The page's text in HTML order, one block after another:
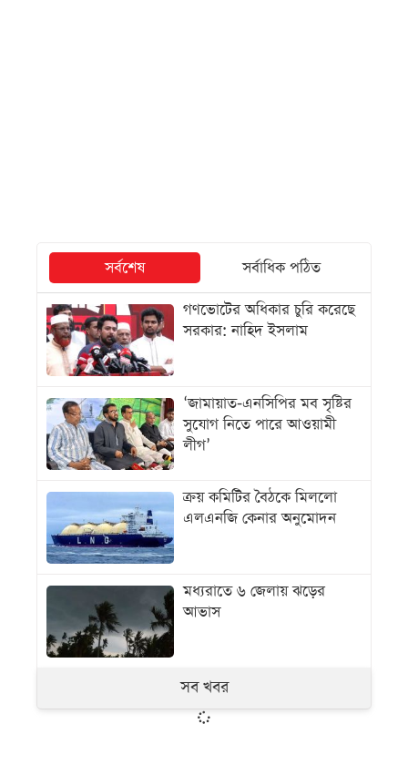
সর্বশেষ
সর্বাধিক পঠিত
গণভোটের অধিকার চুরি করেছে
সরকার: নাহিদ ইসলাম
‘জামায়াত-এনসিপির মব সৃষ্টির
সুযোগ নিতে পারে আওয়ামী
লীগ’
ক্রয় কমিটির বৈঠকে মিললো
এলএনজি কেনার অনুমোদন
মধ্যরাতে ৬ জেলায় ঝড়ের
আভাস
সব খবর